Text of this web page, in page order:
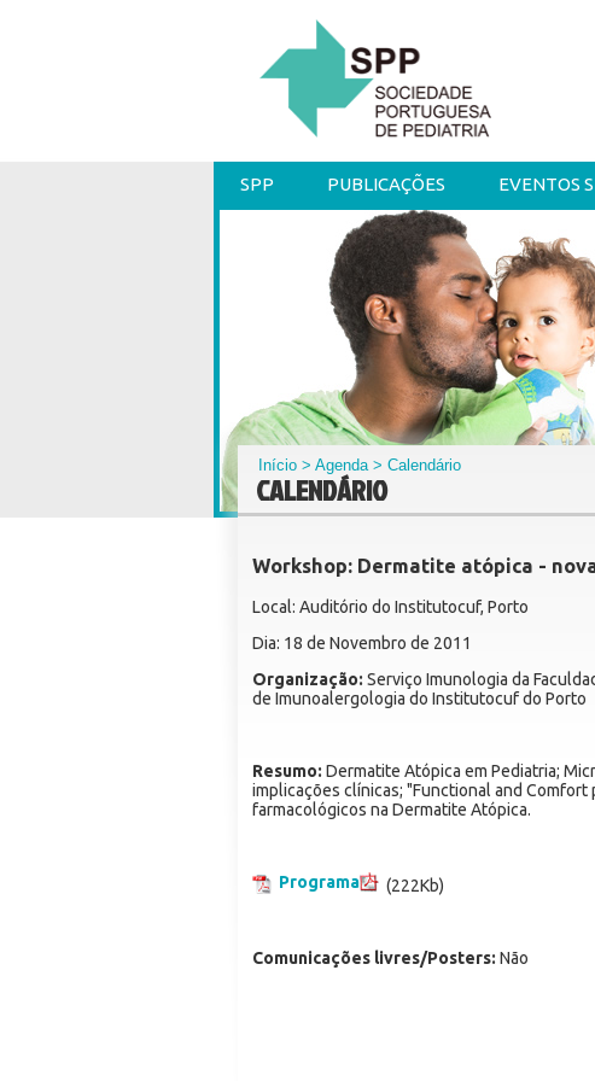
SPP PUBLICAÇÕES EVENTOS
Início >Agenda> Calendário
CALENDÁRIO
Workshop: Dermatite atópica -
Local: Auditório do Institutocuf, Porto
Dia: 18 de Novembro de 2011
Organização: Serviço Imunologia da
de Imunoalergologia do Institutocuf do Porto
Resumo: Dermatite Atópica em Pediatria;
implicações clínicas; "Functional and
farmacológicos na Dermatite Atópica.
Programa (222Kb)
Comunicações livres/Posters: Não